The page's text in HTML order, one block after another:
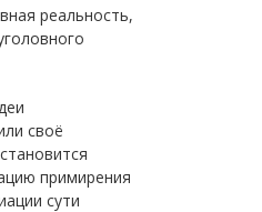
реальность,
своё
примирения
сути